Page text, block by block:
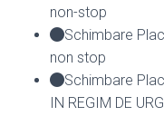
non-stop
Schimbare
non stop
Schimbare
IN REGIM DE